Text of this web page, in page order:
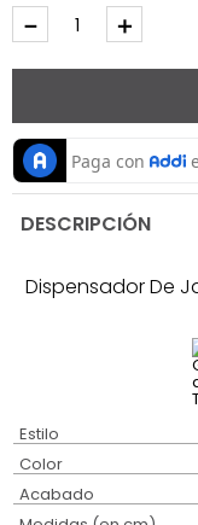
＋
－
DESCRIPCIÓN
Dispensador De
Estilo
Color
Acabado